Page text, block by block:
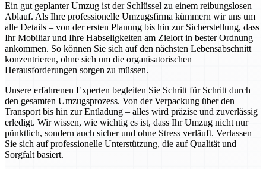
Ein gut geplanter Umzug ist der Schlüssel zu einem reibungslosen
Ablauf. Als Ihre professionelle Umzugsfirma kümmern wir uns um
alle Details – von der ersten Planung bis hin zur Sicherstellung, dass
Ihr Mobiliar und Ihre Habseligkeiten am Zielort in bester Ordnung
ankommen. So können Sie sich auf den nächsten Lebensabschnitt
konzentrieren, ohne sich um die organisatorischen
Herausforderungen sorgen zu müssen.
Unsere erfahrenen Experten begleiten Sie Schritt für Schritt durch
den gesamten Umzugsprozess. Von der Verpackung über den
Transport bis hin zur Entladung – alles wird präzise und zuverlässig
erledigt. Wir wissen, wie wichtig es ist, dass Ihr Umzug nicht nur
pünktlich, sondern auch sicher und ohne Stress verläuft. Verlassen
Sie sich auf professionelle Unterstützung, die auf Qualität und
Sorgfalt basiert.